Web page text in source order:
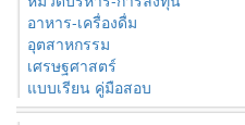
อาหาร-เครื่องดื่ม
อุตสาหกรรม
เศรษฐศาสตร์
แบบเรียน คู่มือสอบ